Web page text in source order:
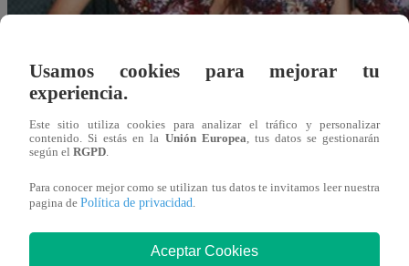
26 de mayo 2019
Usamos cookies para mejorar tu
experiencia.
Este sitio utiliza cookies para analizar el tráfico y personalizar
contenido. Si estás en la Unión Europea , tus datos se gestionarán
según el RGPD
Para conocer mejor como se utilizan tus datos te invitamos leer nuestra
pagina de Política de privacidad
Aceptar Cookies